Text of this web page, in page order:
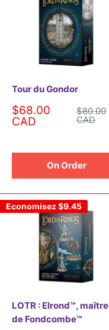
Tour du Gondor
Prix
réduit
$68.00
CAD
Prix
normal
$80.00
CAD
On Order
Economisez$9.45
LOTR : Elrond™, maître
de Fondcombe™